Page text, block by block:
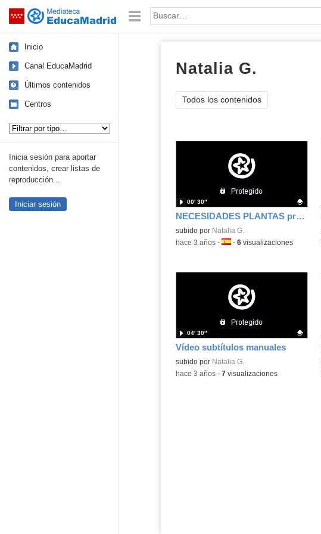
Saltar navegación Palabra o frase:
Inicio
Canal EducaMadrid
Últimos contenidos
Centros
Inicia sesión para aportar
contenidos, crear listas de
reproducción...
Iniciar sesión
Natalia G.
Todos los contenidos
NECESIDADES PLANTAS presentación canva
Contenido educativo.
subido por Natalia G.
00′ 30″
-hace 3 años- Idioma:
- 6visualizaciones
Vídeo subtítulos manuales
Contenido educativo.
subido por Natalia G.
04′ 30″
-hace 3 años- 7visualizaciones